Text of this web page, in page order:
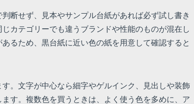
断せず、見本やサンプル台紙があれば必ず試し書き
カテゴリーでも違うブランドや性能のものが混在し
るため、黒台紙に近い色の紙を用意して確認すると
。文字が中心なら細字やゲルインク、見出しや装飾
す。複数色を買うときは、よく使う色を多めに、ア